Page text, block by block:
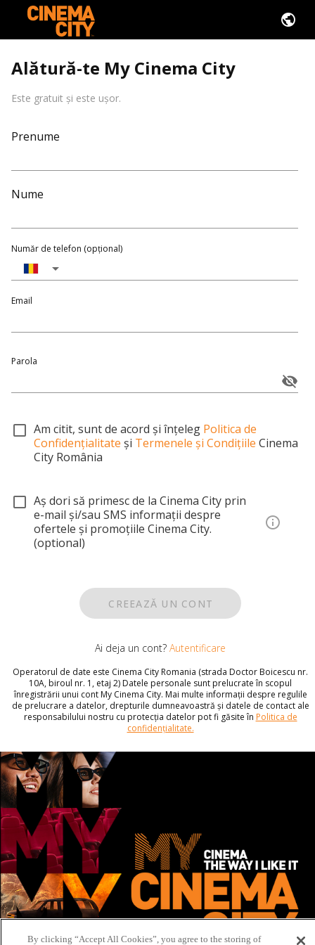
Alătură-te My Cinema City
Este gratuit și este ușor.
Prenume
Nume
Număr de telefon (opțional)
Email
Parola
Am citit, sunt de acord și înțeleg Politica de
Confidențialitate și Termenele și Condițiile Cinema
City România
Aș dori să primesc de la Cinema City prin
e-mail și/sau SMS informații despre
ofertele și promoțiile Cinema City.
(optional)
CREEAZĂ UN CONT
Ai deja un cont? Autentificare
Operatorul de date este Cinema City Romania (strada Doctor Boicescu nr.
10A, biroul nr. 1, etaj 2) Datele personale sunt prelucrate în scopul
înregistrării unui cont My Cinema City. Mai multe informații despre regulile
de prelucrare a datelor, drepturile dumneavoastră și datele de contact ale
responsabilului nostru cu protecția datelor pot fi găsite în Politica de
confidențialitate.
By clicking “Accept All Cookies”, you agree to the storing of